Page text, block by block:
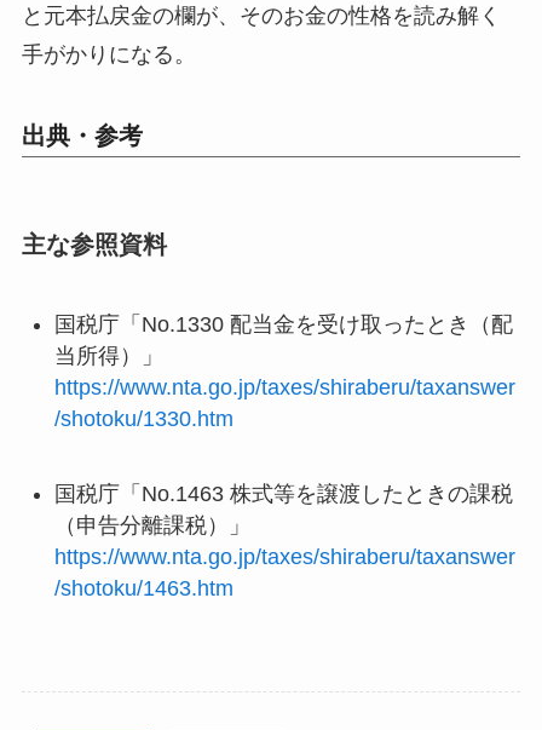
と元本払戻金の欄が、そのお金の性格を読み解く
手がかりになる。
出典・参考
主な参照資料
国税庁「No.1330 配当金を受け取ったとき（配
当所得）」
https://www.nta.go.jp/taxes/shiraberu/taxanswer
/shotoku/1330.htm
国税庁「No.1463 株式等を譲渡したときの課税
（申告分離課税）」
https://www.nta.go.jp/taxes/shiraberu/taxanswer
/shotoku/1463.htm